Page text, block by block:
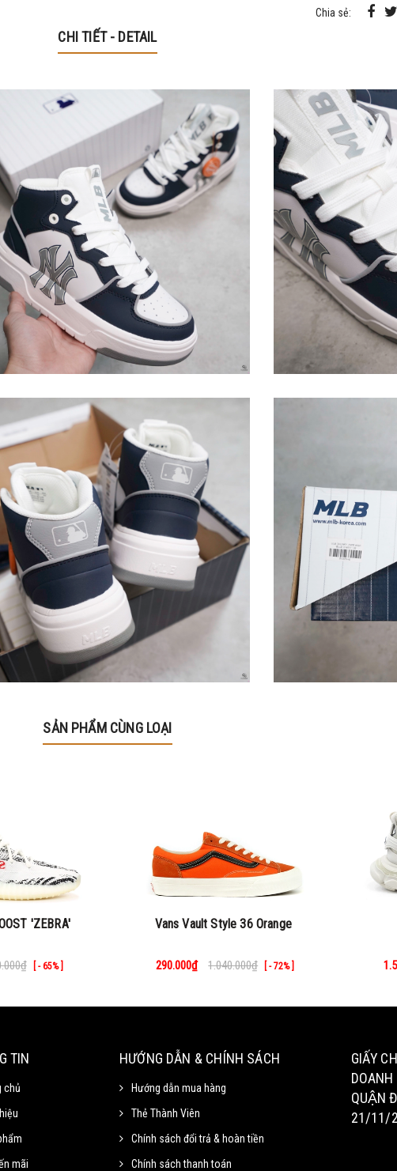
Chia sẻ:
CHI TIẾT - DETAIL
SẢN PHẨM CÙNG LOẠI
'ZEBRA'
[ - 65% ]
Vans Vault Style 36 Orange
290.000₫ 1.040.000₫ [ - 72% ]
TIN
chủ
mãi
HƯỚNG DẪN & CHÍNH SÁCH
Hướng dẫn mua hàng
Thẻ Thành Viên
Chính sách đổi trả & hoàn tiền
Chính sách thanh toán
GIẤY
QUẬN
21/11/